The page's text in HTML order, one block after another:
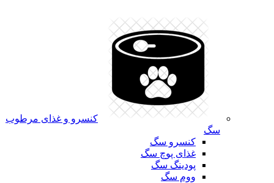
کنسرو و غذای مرطوب
سگ
کنسرو سگ
غذای پوچ سگ
پودینگ سگ
ووم سگ